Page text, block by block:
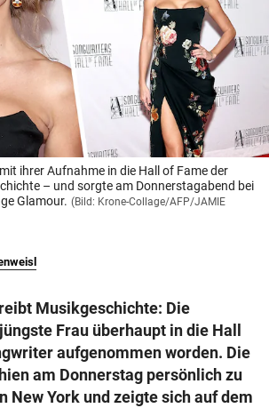
GmbH & Co KG 2026
Wien
ihrer Aufnahme in die Hall of Fame der
– und sorgte am Donnerstagabend bei
Glamour. (Bild: Krone-Collage/AFP/JAMIE
Musikgeschichte: Die
Frau überhaupt in die Hall
aufgenommen worden. Die
am Donnerstag persönlich zu
New York und zeigte sich auf dem